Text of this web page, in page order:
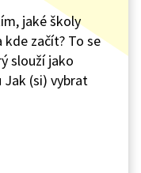
jaké školy
kde začít? To se
slouží jako
Jak (si) vybrat